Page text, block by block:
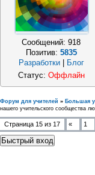
Сообщений:918
Позитив: 5835
Разработки
Блог
Статус: Оффлайн
Форум для учителей » Большая
нашего учительского сообщества
Страница 15 из 17 « 1